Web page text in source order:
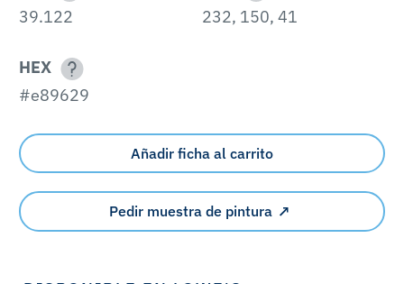
39.122
232, 150, 41
HEX
#e89629
Añadir ficha al carrito
Pedir muestra de pintura